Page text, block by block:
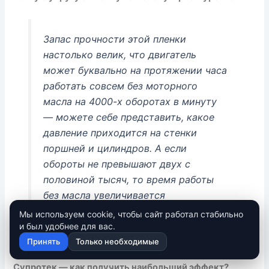
Запас прочности этой пленки
настолько велик, что двигатель
может буквально на протяжении часа
работать совсем без моторного
масла на 4000-х оборотах в минуту
— можете себе представить, какое
давление приходится на стенки
поршней и цилиндров. А если
обороты не превышают двух с
половиной тысяч, то время работы
без масла увеличивается
значительно.
Мы используем cookie, чтобы сайт работал стабильно
и был удобнее для вас.
Принять Только необходимые